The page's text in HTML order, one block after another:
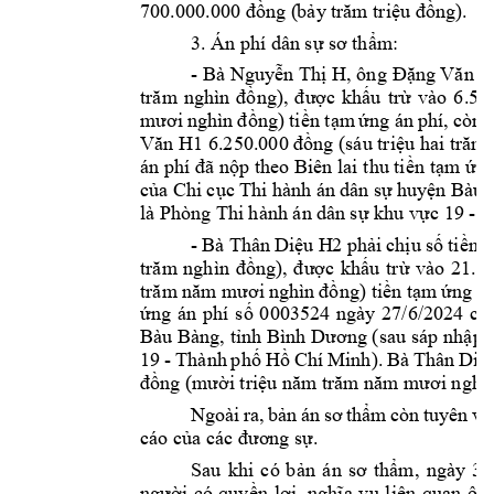
700.000.000 đồng (bảy trăm triệu đồng).
3. Án phí dân sự sơ thẩm:
- Bà Nguyễn Thị H, ông Đặng Văn
trăm nghìn đồng), được khấu trừ vào 6.
mươi nghìn đồng) tiền tạm ứng án phí, còn
Văn H1 6.250.000 đồng (sáu triệu hai trăm
án phí đã nộp theo Biên lai thu tiền tạm ứ
của Chi cục Thi hành án dân sự huyện Bàu
là Phòng Thi hành án dân sự khu vực 19 - T
- Bà Thân Diệu H2 phải chịu số tiền
trăm nghìn đồng), được khấu trừ vào
trăm năm mươi nghìn đồng) tiền tạm ứng
ứng án phí số 0003524 ngày 27/6/2024 c
Bàu Bàng, tỉnh Bình Dương (sau sáp nhập
19 - Thành phố Hồ Chí Minh). Bà Thân Di
đồng (mười triệu năm trăm năm mươi
Ngoài ra, bản án sơ thẩm còn tuyên v
cáo của các đương sự.
Sau khi có bản án sơ thẩm, ngày